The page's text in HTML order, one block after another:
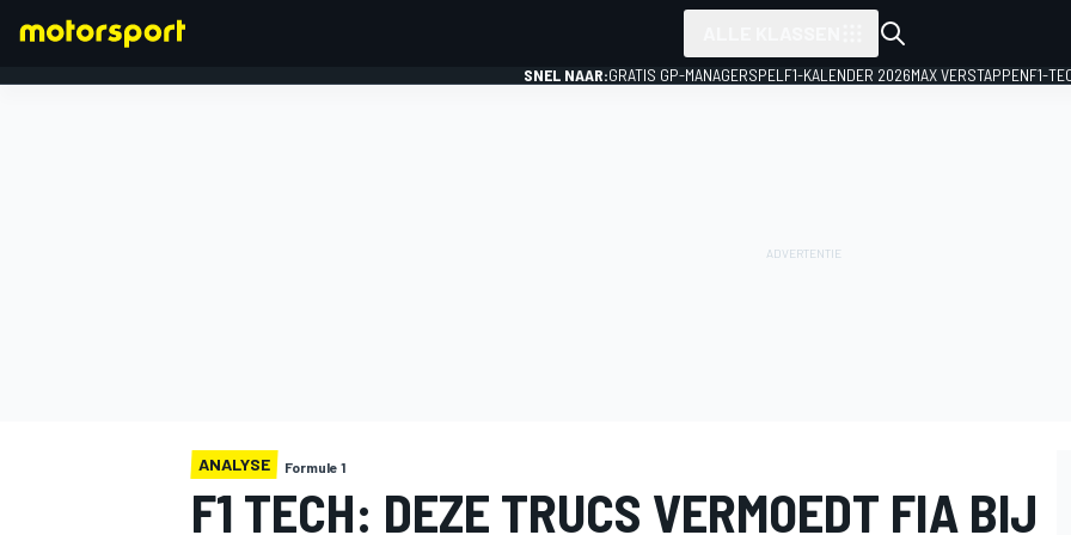
SNEL NAAR:GRATIS GP-MANAGERSPEL F1-KALENDER 2026MAX VERSTAPPENF1-
ANALYSE Formule 1
F1 TECH: DEZE TRUCS VERMOEDT FIA BIJ